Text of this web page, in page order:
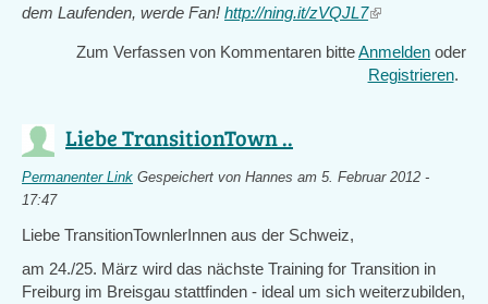
dem Laufenden, werde Fan! http://ning.it/zVQJL7(link
external)
Zum Verfassen von Kommentaren bitteAnmelden oder
Registrieren.
Liebe TransitionTown ..
Permanenter Link Gespeichert von Hannes am 5. Februar 2012 -
17:47
Liebe TransitionTownlerInnen aus der Schweiz,
am 24./25. März wird das nächste Training for Transition in
Freiburg im Breisgau stattfinden - ideal um sich weiterzubilden,